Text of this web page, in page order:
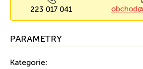
223 017 041
PARAMETRY
Kategorie: